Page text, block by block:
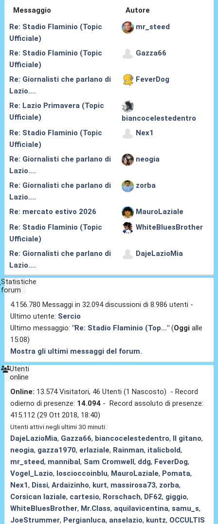
Messaggio
Autore
Re: Stadio Flaminio (Topic
Ufficiale)
mr_steed
Re: Stadio Flaminio (Topic
Ufficiale)
Gazza66
Re: Giornalisti che parlano di
Lazio....
FeverDog
Re: Lazio Primavera (Topic
Ufficiale)
biancocelestedentro
Re: Stadio Flaminio (Topic
Ufficiale)
Nex1
Re: Giornalisti che parlano di
Lazio....
neogia
Re: Giornalisti che parlano di
Lazio....
zorba
Re: mercato estivo 2026
MauroLaziale
Re: Stadio Flaminio (Topic
Ufficiale)
WhiteBluesBrother
Re: Giornalisti che parlano di
Lazio....
DajeLazioMia
Statistiche
forum
4.156.780 Messaggi in 32.094 discussioni di 8.986 utenti -
Ultimo utente: Sercio
Ultimo messaggio:"Re: Stadio Flaminio (Top..." (Oggi alle
15:08)
Mostra gli ultimi messaggi del forum.
Utenti
online
Online: 13.574 Visitatori, 46 Utenti (1 Nascosto) - Record
odierno di presenze: 14.094 - Record assoluto di presenze:
415.112 (29 Ott 2018, 18:40)
Utenti attivi negli ultimi 30 minuti:
DajeLazioMia, Gazza66, biancocelestedentro, Il gitano,
neogia, gazza1970, erlaziale, Rainman, italicbold,
mr_steed, mannibal, Sam Cromwell, ddg, FeverDog,
Vogel_Lazio, loscioccoinblu, MauroLaziale, Pomata,
Nex1, Dissi,Ardaizinho, kurt, massirosa73, zorba,
Corsican laziale, cartesio, Rorschach, DF62, giggio,
WhiteBluesBrother, Mr.Class, aquilavicentina,samu_s,
JoeStrummer, Pergianluca, anselazio, kuntz, OCCULTIS